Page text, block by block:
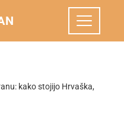
kako stojijo Hrvaška,